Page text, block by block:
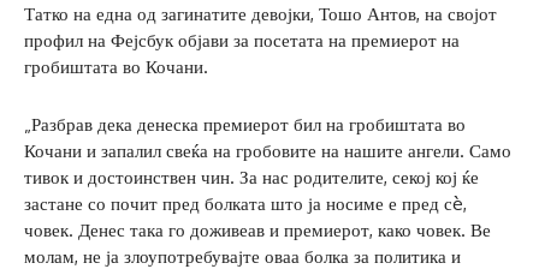
Татко на една од загинатите девојки, Тошо Антов, на својот
профил на Фејсбук објави за посетата на премиерот на
гробиштата во Кочани.
„Разбрав дека денеска премиерот бил на гробиштата во
Кочани и запалил свеќа на гробовите на нашите ангели. Само
тивок и достоинствен чин. За нас родителите, секој кој ќе
застане со почит пред болката што ја носиме е пред сè,
човек. Денес така го доживеав и премиерот, како човек. Ве
молам, не ја злоупотребувајте оваа болка за политика и